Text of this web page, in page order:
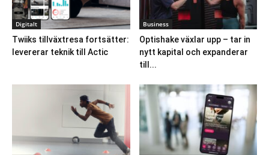
Digitalt
Twiiks tillväxtresa fortsätter:
levererar teknik till Actic
Business
Optishake växlar upp – tar in
nytt kapital och expanderar
till...